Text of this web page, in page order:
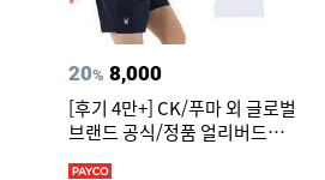
20% 8,000
[후기 4만+] CK/푸마 외 글로벌
브랜드 공식/정품 얼리버드